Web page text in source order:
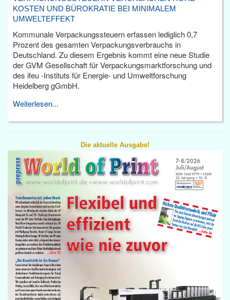
KOSTEN UND BÜROKRATIE BEI MINIMALEM
UMWELTEFFEKT
Kommunale Verpackungssteuern erfassen lediglich 0,7
Prozent des gesamten Verpackungsverbrauchs in
Deutschland. Zu diesem Ergebnis kommt eine neue Studie
der GVM Gesellschaft für Verpackungsmarktforschung und
des ifeu -Instituts für Energie- und Umweltforschung
Heidelberg gGmbH.
Weiterlesen...
Die aktuelle Ausgabe!